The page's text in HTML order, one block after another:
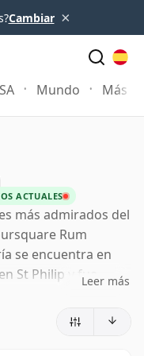
Cambiar ×
Mundo Más
ACTUALES
más admirados del
Rum
se encuentra en
St Philip y fue
de Barbados
Leer más